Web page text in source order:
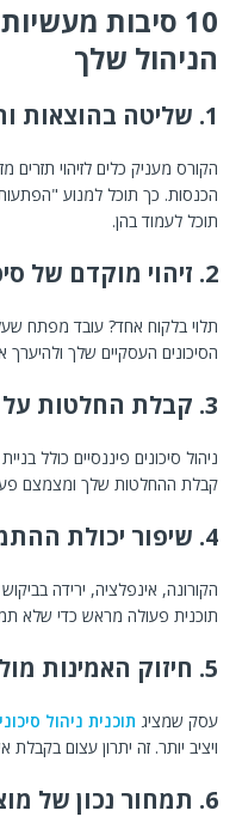
10 סיבות
הניהול שלך
1. שליטה בהוצאות והכנסות
הקורס מעניק כלים לזיהוי תזרים
הכנסות. כך תוכל למנוע
תוכל לעמוד בהן.
2. זיהוי מוקדם של סיכונים עסקיים
תלוי בלקוח אחד? עובד מפתח
הסיכונים העסקיים שלך
3. קבלת החלטות על בסיס נתונים
ניהול סיכונים פיננסיים כולל
קבלת ההחלטות שלך ומצמצם
4. שיפור יכולת ההתמודדות עם משברים
הקורונה, אינפלציה, ירידה
תוכנית פעולה מראש כדי שלא
5. חיזוק האמינות מול בנקים ומשקיעים
עסק שמציג תוכנית ניהול
ויציב יותר. זה יתרון עצום
6. תמחור נכון של מוצרים או שירותים